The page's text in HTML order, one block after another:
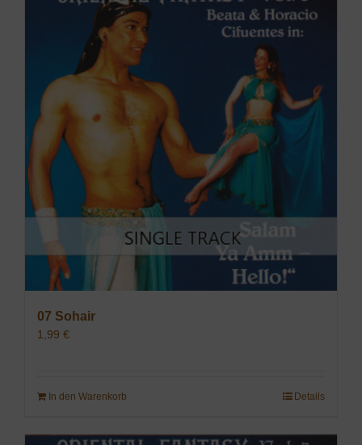
07 Sohair
1,99 €
In den Warenkorb Details